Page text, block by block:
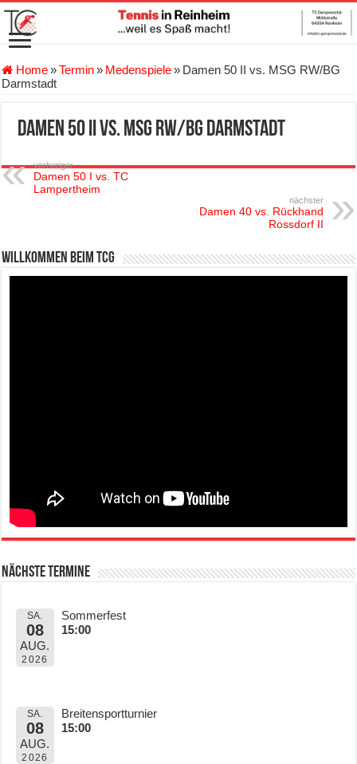
Home»Termin» Medenspiele» Damen 50 II vs. MSG RW/BG
Darmstadt
Damen 50 II vs. MSG RW/BG Darmstadt
vorheriger
Damen 50 I vs. TC
Lampertheim
nächster
Damen 40 vs. Rückhand
Rossdorf II
Willkommen beim TCG
Nächste Termine
SA.
08
AUG.
2026
Sommerfest
15:00
SA.
08
AUG.
2026
Breitensportturnier
15:00